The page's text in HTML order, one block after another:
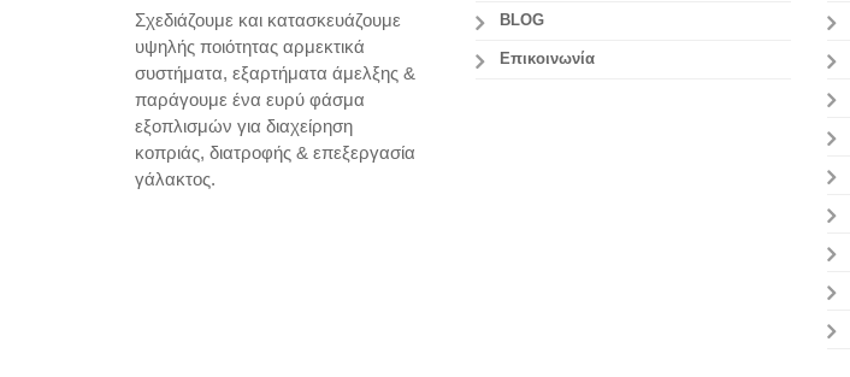
Σχεδιάζουμε και κατασκευάζουμε
υψηλής ποιότητας αρμεκτικά
συστήματα, εξαρτήματα άμελξης &
παράγουμε ένα ευρύ φάσμα
εξοπλισμών για διαχείρηση
κοπριάς, διατροφής & επεξεργασία
γάλακτος.
BLOG
Επικοινωνία